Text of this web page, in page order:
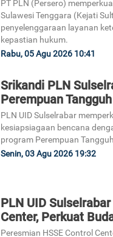
PT PLN (Persero)
Sulawesi Tenggara (Kejati
penyelenggaraan layanan
kepastian hukum.
Rabu, 05 Agu 2026 10:41
Srikandi PLN
Perempuan
PLN UID Sulselrabar
kesiapsiagaan bencana
program Perempuan
Senin, 03 Agu 2026 19:32
PLN UID
Center, Perkuat
Peresmian HSSE Control